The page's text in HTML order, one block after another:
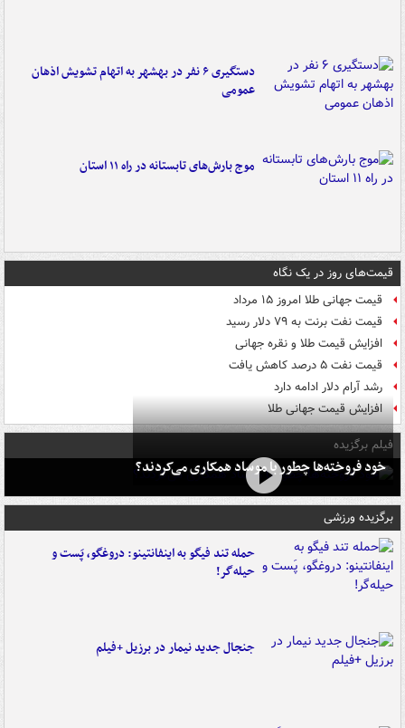
دستگیری ۶ نفر در بهشهر به اتهام تشویش اذهان
عمومی
موج بارش‌های تابستانه در راه ۱۱ استان
قیمت‌های روز در یک نگاه
قیمت جهانی طلا امروز ۱۵ مرداد
قیمت نفت برنت به ۷۹ دلار رسید
افزایش قیمت طلا و نقره جهانی
قیمت نفت ۵ درصد کاهش یافت
رشد آرام دلار ادامه دارد
افزایش قیمت جهانی طلا
فیلم برگزیده
خود فروخته‌ها چطور با موساد همکاری می‌کردند؟
برگزیده ورزشی
حمله تند فیگو به اینفانتینو: دروغگو، پَست‌ و
حیله‌گر!
جنجال جدید نیمار در برزیل +فیلم